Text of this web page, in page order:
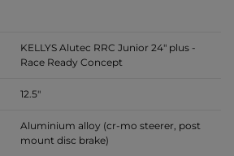
KELLYS Alutec RRC Junior 24" plus -
Race Ready Concept
12.5"
Aluminium alloy (cr-mo steerer, post
mount disc brake)